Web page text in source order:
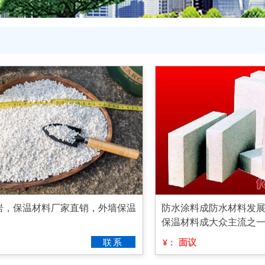
保温材料厂家直销，外墙保温
联系
防水涂料成防水材料发
保温材料成大众主流之一
¥： 面议